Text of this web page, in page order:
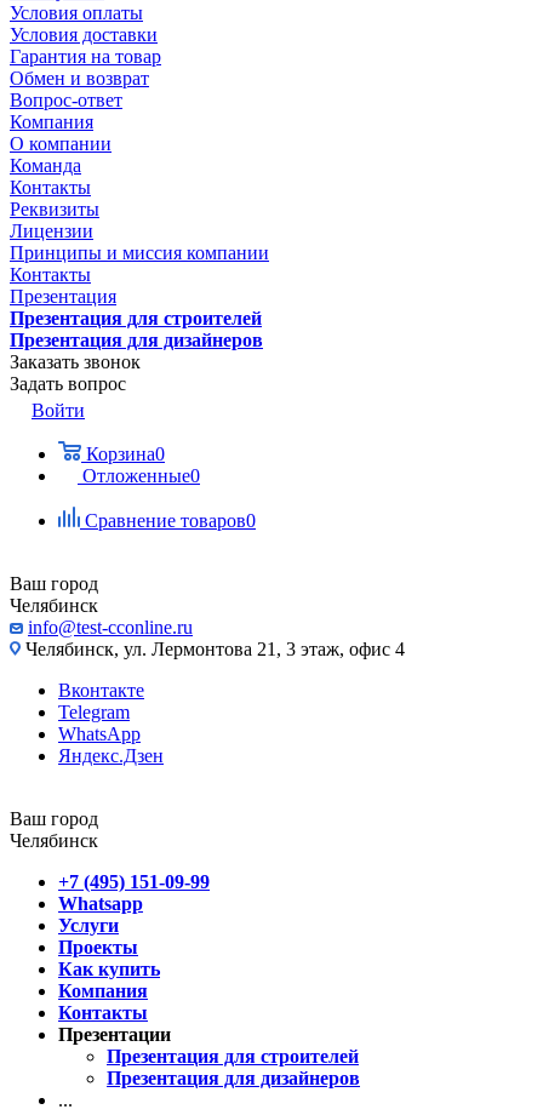
Условия оплаты
Условия доставки
Гарантия на товар
Обмен и возврат
Вопрос-ответ
Компания
О компании
Команда
Контакты
Реквизиты
Лицензии
Принципы и миссия компании
Контакты
Презентация
Презентация для строителей
Презентация для дизайнеров
Заказать звонок
Задать вопрос
Войти
Корзина0
Отложенные0
Сравнение товаров0
Ваш город
Челябинск
info@test-cconline.ru
Челябинск, ул. Лермонтова 21, 3 этаж, офис 4
Вконтакте
Telegram
WhatsApp
Яндекс.Дзен
Ваш город
Челябинск
+7 (495) 151-09-99
Whatsapp
Услуги
Проекты
Как купить
Компания
Контакты
Презентации
Презентация для строителей
Презентация для дизайнеров
...